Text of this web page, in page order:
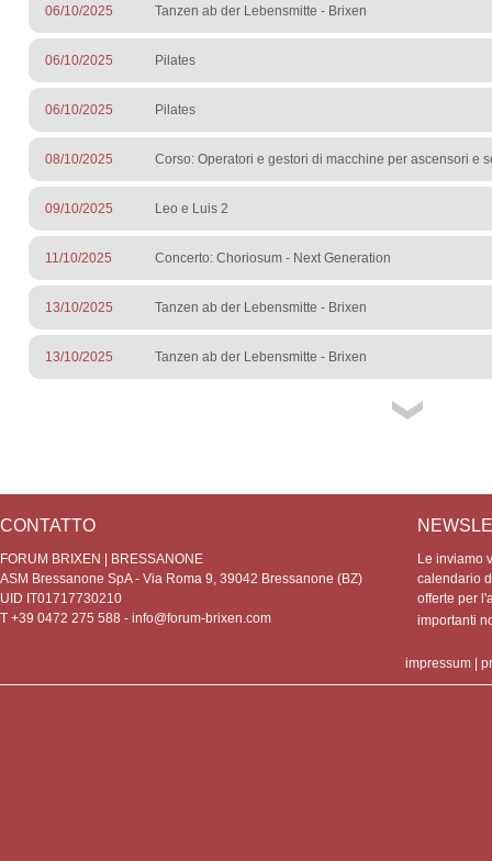
06/10/2025 Tanzen ab der Lebensmitte - Brixen
06/10/2025 Pilates
06/10/2025 Pilates
08/10/2025 Corso: Operatori e gestori di macchine per ascensori e
09/10/2025 Leo e Luis 2
11/10/2025 Concerto: Choriosum - Next Generation
13/10/2025 Tanzen ab der Lebensmitte - Brixen
13/10/2025 Tanzen ab der Lebensmitte - Brixen
CONTATTO
FORUM BRIXEN | BRESSANONE
ASM Bressanone SpA - Via Roma 9, 39042 Bressanone (BZ)
UID IT01717730210
T +39 0472 275 588 - info@forum-brixen.com
Le inviamo
calendario
offerte per
importanti
impressum